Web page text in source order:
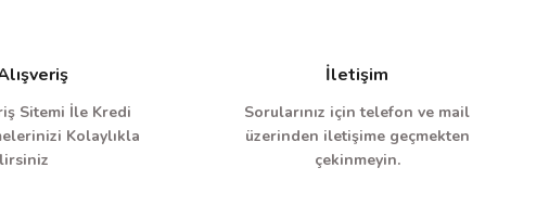
Sitemi İle Kredi
Kolaylıkla
İletişim
Sorularınız için telefon ve mail
üzerinden iletişime geçmekten
çekinmeyin.